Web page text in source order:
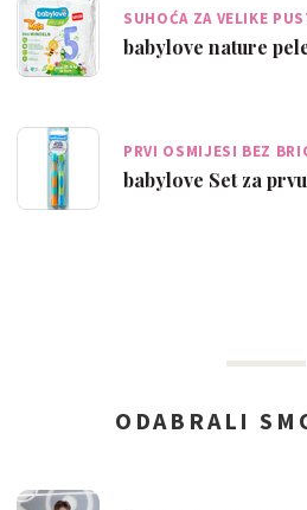
SUHOĆA ZA VELIKE
babylove nature
PRVI OSMIJESI BEZ
babylove Set za